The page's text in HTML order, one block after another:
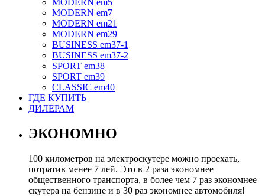
MODERN em5
MODERN em7
MODERN em21
MODERN em29
BUSINESS em37-1
BUSINESS em37-2
SPORT em38
SPORT em39
CLASSIC em40
ГДЕ КУПИТЬ
ДИЛЕРАМ
ЭКОНОМНО
100 километров на электроскутере можно проехать,
потратив менее 7 лей. Это в 2 раза экономнее
общественного транспорта, в более чем 7 раз экономнее
скутера на бензине и в 30 раз экономнее автомобиля!